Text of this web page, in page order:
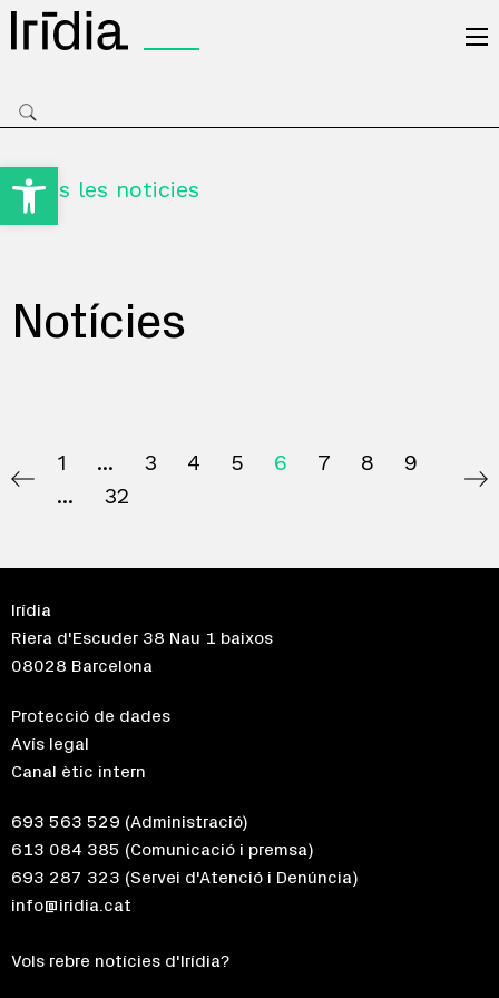
Obre la barra d'eines
Totes les noticies
Notícies
1 3 4 5 6 7 8
9
32
Irídia
Riera d'Escuder 38 Nau 1 baixos
08028 Barcelona
Protecció de dades
Avís legal
Canal ètic intern
693 563 529 (Administració)
613 084 385 (Comunicació i premsa)
693 287 323 (Servei d'Atenció i Denúncia)
info@iridia.cat
Vols rebre notícies d'Irídia?